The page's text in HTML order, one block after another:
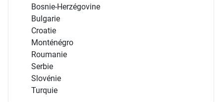
Bosnie-Herzégovine
Bulgarie
Croatie
Monténégro
Roumanie
Serbie
Slovénie
Turquie